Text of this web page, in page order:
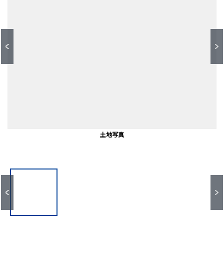
地形図
土地写真
土地写真
土地写真
前面道路含む外観
米野小学校（約650ｍ）
黄金中学校（約500ｍ）